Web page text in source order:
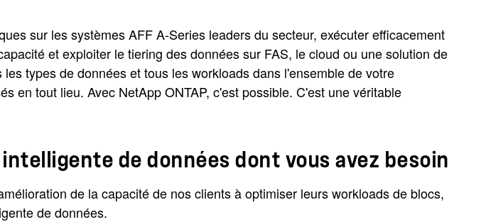
sur les systèmes AFF A-Series leaders du secteur, exécuter efficacement
et exploiter le tiering des données sur FAS, le cloud ou une solution de
types de données et tous les workloads dans l'ensemble de votre
en tout lieu. Avec NetApp ONTAP, c'est possible. C'est une véritable
de données dont vous avez besoin
de la capacité de nos clients à optimiser leurs workloads de blocs,
de données.